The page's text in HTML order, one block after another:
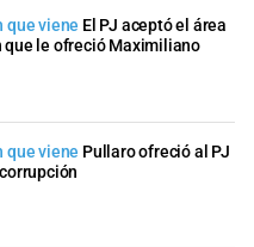
que viene El PJ aceptó el área
le ofreció Maximiliano
que viene Pullaro ofreció al PJ